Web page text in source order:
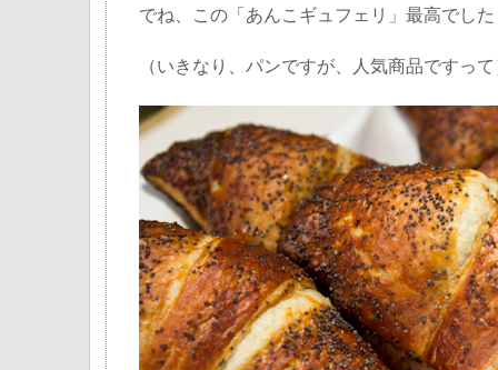
でね、この「あんこギュフェリ」最高でし
（いきなり、パンですが、人気商品ですっ